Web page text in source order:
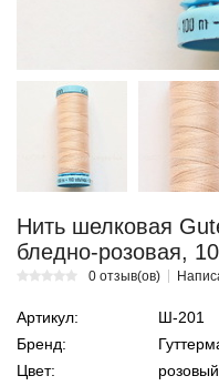
Нить шелковая
бледно-розовая,
0 отзыв(ов)
Артикул:
Ш-201
Бренд:
Цвет:
розовый